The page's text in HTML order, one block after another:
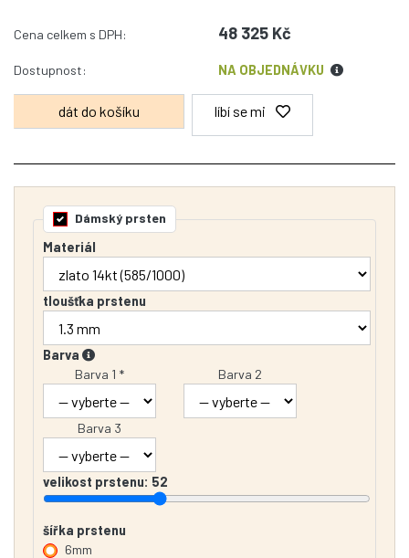
Cena celkem s DPH: 48 325 Kč
Dostupnost: NA OBJEDNÁVKU
líbí se mi
Dámský prsten
Materiál
tloušťka prstenu
Barva
Barva 1 *
Barva 2
Barva 3
velikost prstenu: 52
šířka prstenu
6mm